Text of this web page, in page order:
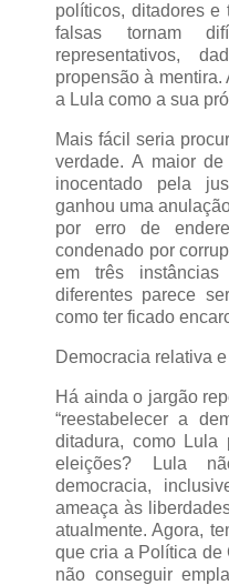
políticos, ditadores e
falsas tornam
representativos,
propensão à mentira.
a Lula como a sua
Mais fácil seria
verdade. A maior
inocentado pela
ganhou uma
por erro de
condenado por
em três
diferentes parece
como ter ficado
Democracia relativa
Há ainda o jargão
“reestabelecer a
ditadura, como Lula
eleições? Lula
democracia,
ameaça às
atualmente. Agora,
que cria a Política de
não conseguir